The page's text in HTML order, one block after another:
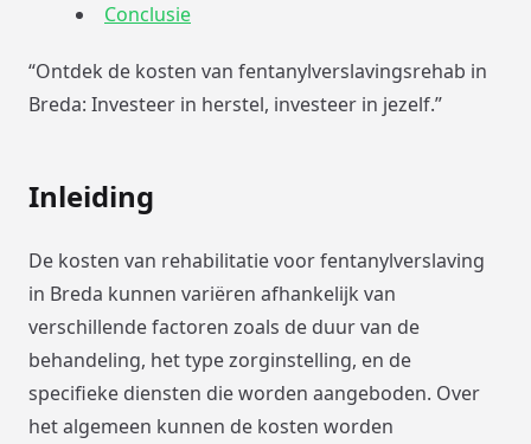
Conclusie
“Ontdek de kosten van fentanylverslavingsrehab in
Breda: Investeer in herstel, investeer in jezelf.”
Inleiding
De kosten van rehabilitatie voor fentanylverslaving
in Breda kunnen variëren afhankelijk van
verschillende factoren zoals de duur van de
behandeling, het type zorginstelling, en de
specifieke diensten die worden aangeboden. Over
het algemeen kunnen de kosten worden